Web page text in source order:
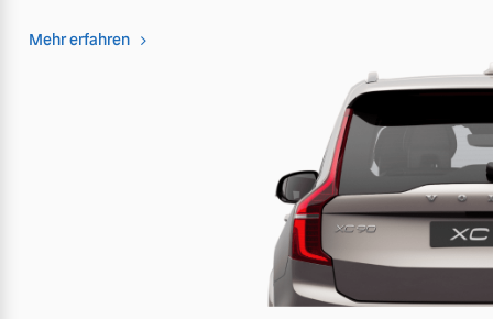
Mehr erfahren